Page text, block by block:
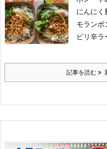
にんに
モラン
ピリ辛
記事を読む